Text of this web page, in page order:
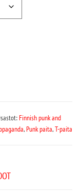
Finnish punk and
,Punk paita,T-paita